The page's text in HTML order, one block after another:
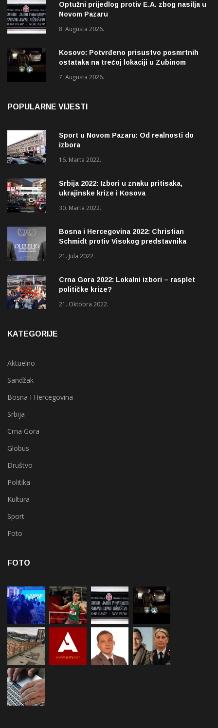
Optužni prijedlog protiv E.A. zbog nasilja u
Novom Pazaru
8. Augusta 2026.
Kosovo: Potvrđeno prisustvo posmrtnih
ostataka na trećoj lokaciji u Zubinom
7. Augusta 2026.
POPULARNE VIJESTI
Sport u Novom Pazaru: Od realnosti do
izbora
16. Marta 2022.
Srbija 2022: Izbori u znaku pritisaka,
ukrajinske krize i Kosova
30. Marta 2022.
Bosna i Hercegovina 2022: Christian
Schmidt protiv Visokog predstavnika
21. Jula 2022.
Crna Gora 2022: Lokalni izbori – rasplet
političke krize?
21. Oktobra 2022.
KATEGORIJE
Aktuelno
Sandžak
Bosna I Hercegovina
Srbija
Crna Gora
Globus
Društvo
Politika
Kultura
Sport
Foto
FOTO